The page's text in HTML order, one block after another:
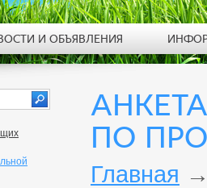
ПО
Главная
И ОБЪЯВЛЕНИЯ